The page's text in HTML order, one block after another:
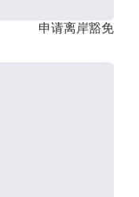
申请离岸豁免